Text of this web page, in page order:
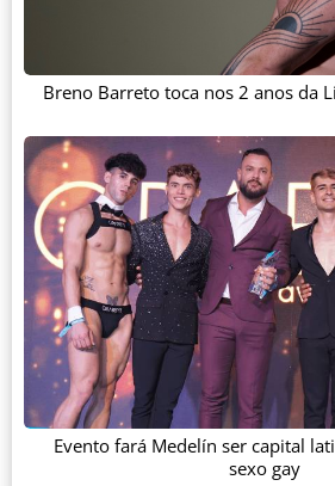
Breno Barreto toca nos 2 anos da
Evento fará Medelín ser capital
sexo gay